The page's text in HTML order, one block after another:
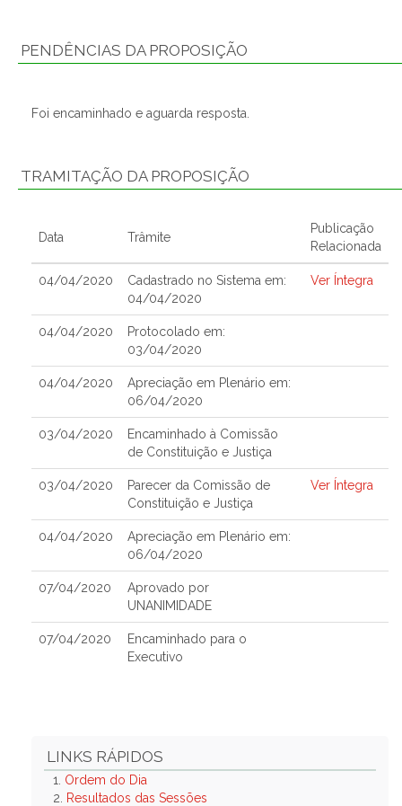
PENDÊNCIAS DA PROPOSIÇÃO
Foi encaminhado e aguarda resposta.
TRAMITAÇÃO DA PROPOSIÇÃO
Data Trâmite
Publicação
Relacionada
04/04/2020
Cadastrado no Sistema em:
04/04/2020
Ver Íntegra
04/04/2020
Protocolado em:
03/04/2020
04/04/2020
Apreciação em Plenário em:
06/04/2020
03/04/2020
Encaminhado à Comissão
de Constituição e Justiça
03/04/2020
Parecer da Comissão de
Constituição e Justiça
Ver Íntegra
04/04/2020
Apreciação em Plenário em:
06/04/2020
07/04/2020
Aprovado por
UNANIMIDADE
07/04/2020
Encaminhado para o
Executivo
LINKS RÁPIDOS
1. Ordem do Dia
2.
Resultados das Sessões